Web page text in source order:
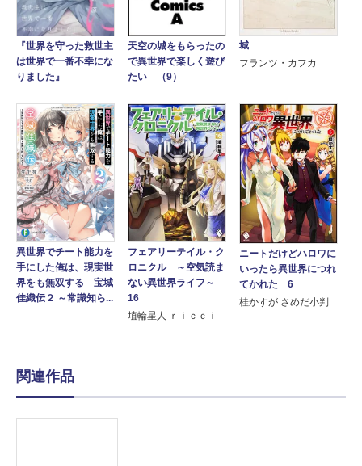
『世界を守った救世主
は世界で一番不幸にな
りました』
天空の城をもらったの
で異世界で楽しく遊び
たい （9）
城
フランツ・カフカ
異世界でチート能力を
手にした俺は、現実世
界をも無双する 宝城
佳織伝２ ～常識知ら...
フェアリーテイル・ク
ロニクル ～空気読ま
ない異世界ライフ～
16
埴輪星人 ｒｉｃｃｉ
ニートだけどハロワに
いったら異世界につれ
てかれた 6
桂かすが さめだ小判
関連作品